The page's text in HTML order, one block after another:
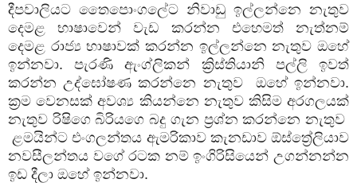
දීපවාලියට තෛපොංගලේට නිවාඩු ඉල්ලන්නෙ නැතුව
දෙමළ
භාෂාවෙන් වැඩ කරන්න එහෙමත්
නැත්නම්
දෙමළ රාජ්‍ය භාෂාවක් කරන්න ඉල්ලන්නෙ නැතුව ඔහේ
ඉන්නවා.පැරණි ඇංග්ලිකන් ක්‍රිස්තියානි පල්ලි
ඉවත්
කරන්න උද්ඝෝෂණ කරන්නෙ නැතුව ඔහේ ඉන්නවා.
ක්‍රම වෙනසක් අවශ්‍ය කියන්නෙ නැතුව කිසිම අරගලයක්
නැතුව රිෂිගෙ බිරියගෙ බදු ගැන ප්‍රශ්න කරන්නෙ නැතුව
ළමයින්ට එංගලන්තය ඇමරිකාව කැනඩාව ඕස්ත්‍රේලියාව
නවසීලන්තය වගේ රටක නම් ඉංගිරිසියෙන් උගන්නන්න
ඉඩ දීලා ඔහේ ඉන්නවා.